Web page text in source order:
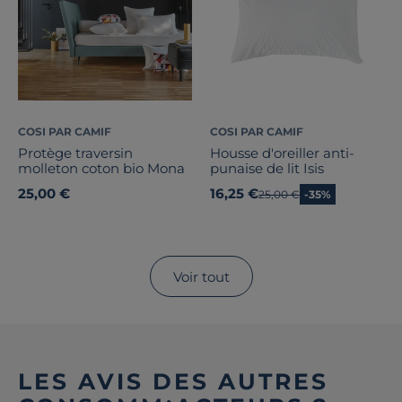
COSI PAR CAMIF
Protège traversin
molleton coton bio Mona
25,00 €
COSI PAR CAMIF
Housse d'oreiller anti-
punaise de lit Isis
16,25 €Ancien prix
25,00 € -35%
Voir tout
LES AVIS DES AUTRES